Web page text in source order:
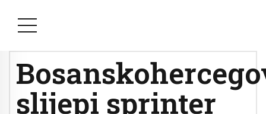
slijepi sprinter